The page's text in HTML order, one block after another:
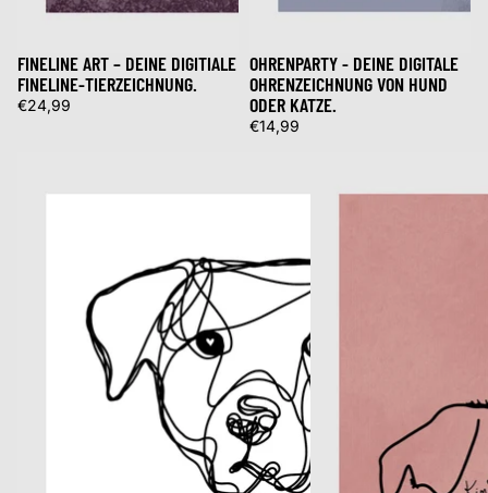
FINELINE ART – DEINE DIGITIALE
FINELINE-TIERZEICHNUNG.
€24,99
OHRENPARTY - DEINE DIGITALE
OHRENZEICHNUNG VON HUND
ODER KATZE.
€14,99